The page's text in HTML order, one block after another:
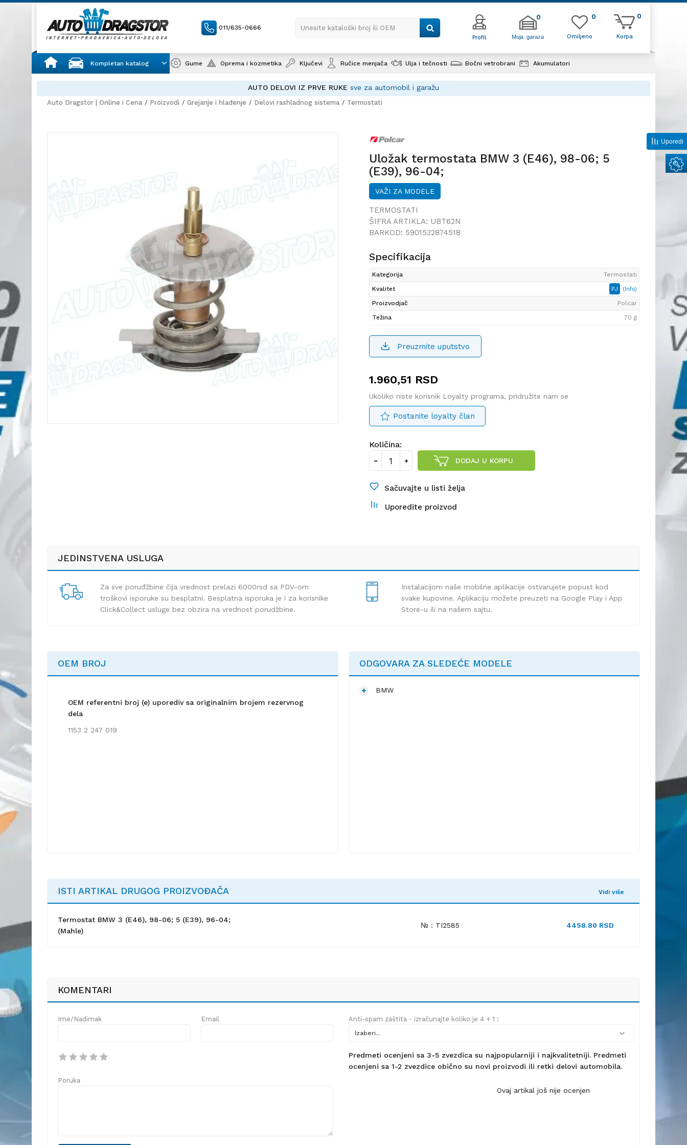
011/635-0666 Unesite kataloški broj ili OEM
Profil Moja garaza
0
Korpa
0
Omiljeno
0
Kompletan katalog Gume Oprema i kozmetika Ključevi Ručice menjača Ulja i tečnosti Bočni vetrobrani Akumulatori
AUTO DELOVI IZ PRVE RUKE sve za automobil i garažu
Auto Dragstor | Online i Cena Proizvodi Grejanje i hlađenje Delovi rashladnog sistema Termostati
Uložak termostata BMW 3 (E46), 98-06; 5
(E39), 96-04;
VAŽI ZA MODELE
TERMOSTATI
ŠIFRA ARTIKLA: UBT62N
BARKOD: 5901532874518
Specifikacija
Kategorija
Termostati
Kvalitet
PJ (Info)
Proizvodjač
Polcar
Težina
70 g
Preuzmite uputstvo
1.960,51 RSD
Ukoliko niste korisnik Loyalty programa, pridružite nam se
Postanite loyalty član
Količina:
DODAJ U KORPU
Sačuvajte u listi želja
Uporedite proizvod
JEDINSTVENA USLUGA
Za sve poruđžbine čija vrednost prelazi 6000rsd sa PDV-om
troškovi isporuke su besplatni. Besplatna isporuka je i za korisnike
Click&Collect usluge bez obzira na vrednost porudžbine.
Instalacijom naše mobilne aplikacije ostvarujete popust kod
svake kupovine. Aplikaciju možete preuzeti na Google Play i App
Store-u ili na našem sajtu.
OEM BROJ
OEM referentni broj (e) uporediv sa originalnim brojem rezervnog
dela
1153 2 247 019
ODGOVARA ZA SLEDEĆE MODELE
BMW
ISTI ARTIKAL DRUGOG PROIZVOĐAČA Vidi više
Termostat BMW 3 (E46), 98-06; 5 (E39), 96-04;
(Mahle)
№ : TI2585 4458.80 RSD
KOMENTARI
Ime/Nadimak Email
Poruka
Anti-spam zaštita - izračunajte koliko je 4 + 1 :
Predmeti ocenjeni sa 3-5 zvezdica su najpopularniji i najkvalitetniji. Predmeti
ocenjeni sa 1-2 zvezdice obično su novi proizvodi ili retki delovi automobila.
Ovaj artikal još nije ocenjen
Uporedi